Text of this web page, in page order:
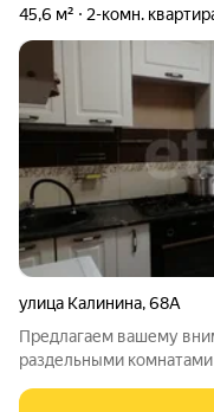
45,6 м² 2-комн.
улица Калинина,68А
Предлагаем вашему
раздельными
линолеум. Потолки